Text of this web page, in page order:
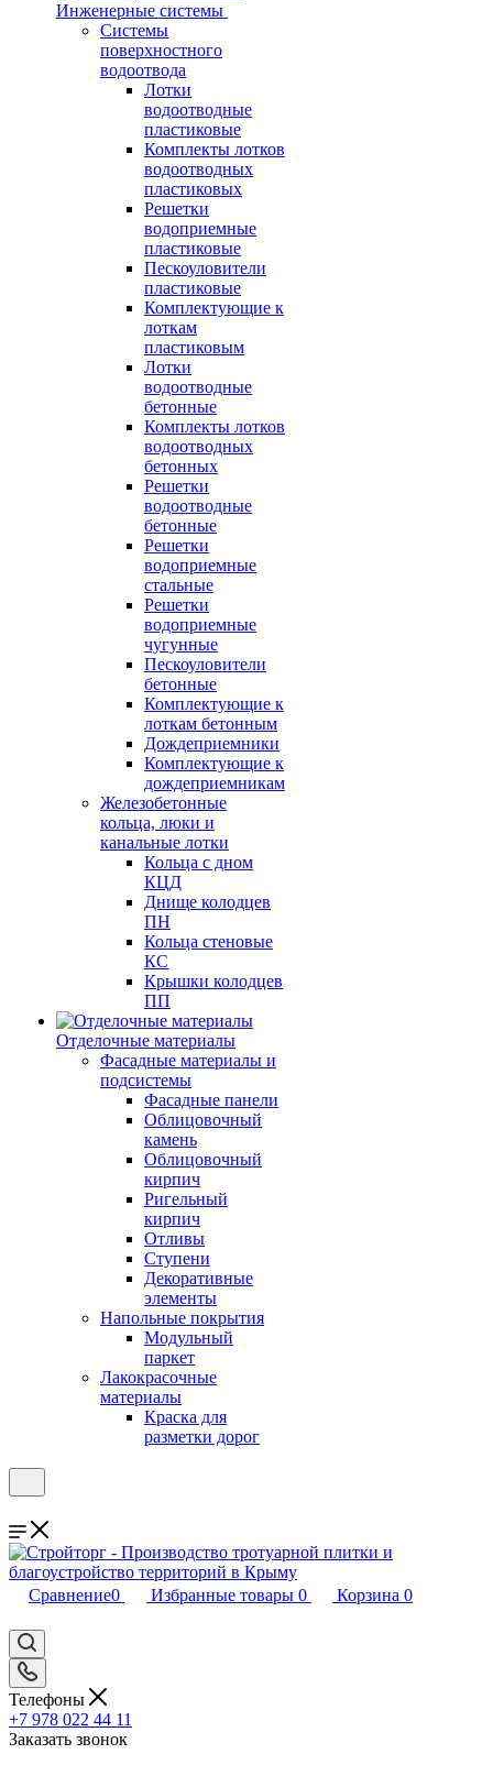
Инженерные системы
Системы
поверхностного
водоотвода
Лотки
водоотводные
пластиковые
Комплекты лотков
водоотводных
пластиковых
Решетки
водоприемные
пластиковые
Пескоуловители
пластиковые
Комплектующие к
лоткам
пластиковым
Лотки
водоотводные
бетонные
Комплекты лотков
водоотводных
бетонных
Решетки
водоотводные
бетонные
Решетки
водоприемные
стальные
Решетки
водоприемные
чугунные
Пескоуловители
бетонные
Комплектующие к
лоткам бетонным
Дождеприемники
Комплектующие к
дождеприемникам
Железобетонные
кольца, люки и
канальные лотки
Кольца с дном
КЦД
Днище колодцев
ПН
Кольца стеновые
КС
Крышки колодцев
ПП
Отделочные материалы
Фасадные материалы и
подсистемы
Фасадные панели
Облицовочный
камень
Облицовочный
кирпич
Ригельный
кирпич
Отливы
Ступени
Декоративные
элементы
Напольные покрытия
Модульный
паркет
Лакокрасочные
материалы
Краска для
разметки дорог
Сравнение0 Избранные товары 0 Корзина 0
Телефоны
+7 978 022 44 11
Заказать звонок